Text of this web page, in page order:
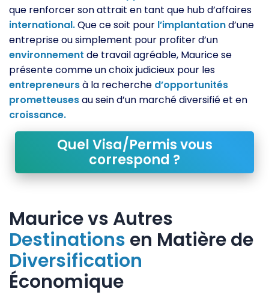
que renforcer son attrait en tant que hub d’affaires
international.Que ce soit pour l’implantationd’une
entreprise ou simplement pour profiter d’un
environnement de travail agréable, Maurice se
présente comme un choix judicieux pour les
entrepreneursà la recherche d’opportunités
prometteusesau sein d’un marché diversifié et en
croissance.
Quel Visa/Permis vous
correspond ?
Maurice vs Autres
Destinations en Matière de
Diversification
Économique